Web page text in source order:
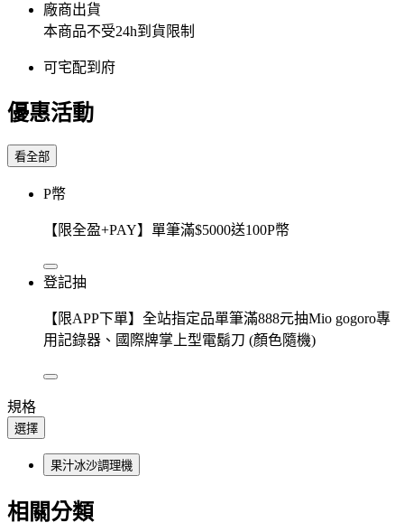
廠商出貨
本商品不受24h到貨限制
可宅配到府
優惠活動
看全部
P幣
【限全盈+PAY】單筆滿$5000送100P幣
登記抽
【限APP下單】全站指定品單筆滿888元抽Mio gogoro專
用記錄器、國際牌掌上型電鬍刀 (顏色隨機)
規格
選擇
果汁冰沙調理機
相關分類